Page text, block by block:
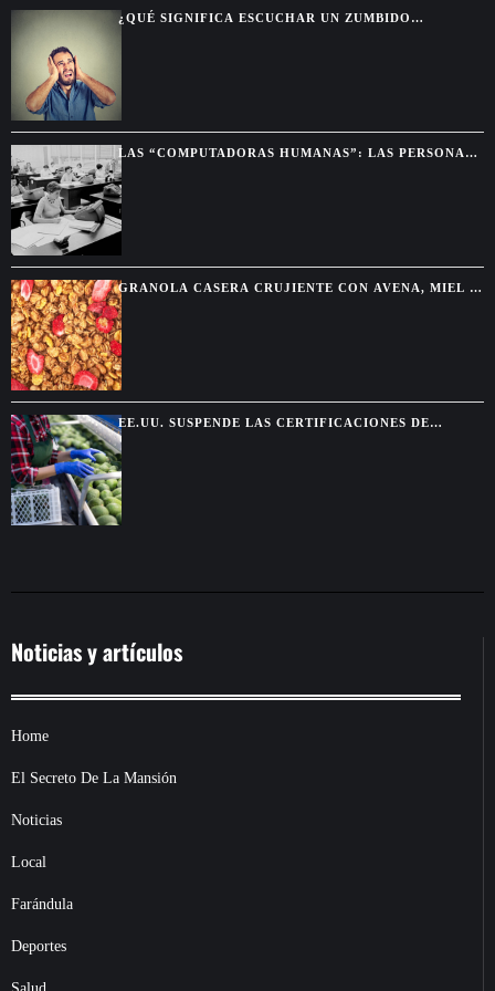
¿QUÉ SIGNIFICA ESCUCHAR UN ZUMBIDO
LAS “COMPUTADORAS HUMANAS”: LAS PERSONAS
QUE HACÍAN LOS CÁLCULOS ANTES DE LAS
COMPUTADORAS
GRANOLA CASERA CRUJIENTE CON AVENA, MIEL Y
FRUTOS SECOS
EE.UU. SUSPENDE LAS CERTIFICACIONES DE
AGUACATE EN MICHOACÁN POR UNA AMENAZA DE
SEGURIDAD
Noticias y artículos
Home
El Secreto De La Mansión
Noticias
Local
Farándula
Deportes